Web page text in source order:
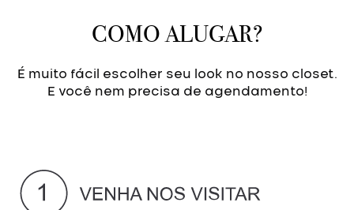
COMO ALUGAR?
É muito fácil escolher seu look no nosso closet.
E você nem precisa de agendamento!